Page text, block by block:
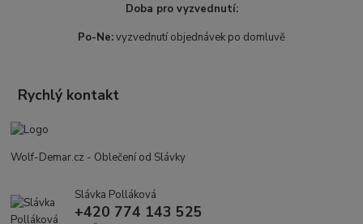
Doba pro vyzvednutí:
Po-Ne:vyzvednutí objednávek po domluvě
Rychlý kontakt
Wolf-Demar.cz - Oblečení od Slávky
Slávka Polláková
+420 774 143 525